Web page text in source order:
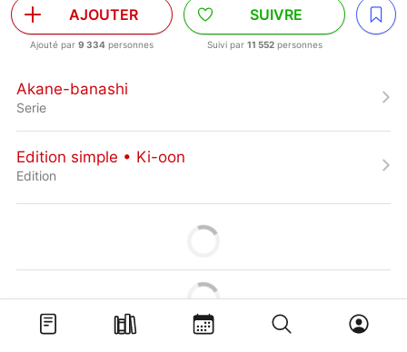
AJOUTER
Ajouté par 9 334 personnes
SUIVRE
Suivi par 11 552personnes
Akane-banashi
Serie
Edition simple • Ki-oon
Edition